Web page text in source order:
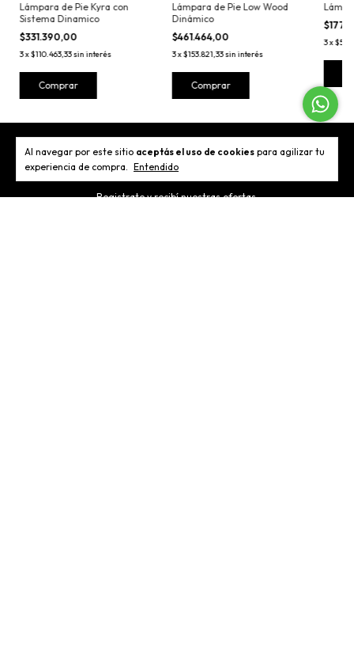
Al navegar por este sitio aceptás el uso de cookies para agilizar tu
experiencia de compra. Entendido
Lámpara de Pie Kyra con
Sistema Dinamico
$331.390,00
3x$110.463,33sin interés
Comprar
Lámpara de Pie Low Wood
Dinámico
$461.464,00
3x$153.821,33sin interés
Comprar
3x
Newsletter
Registrate y recibí nuestras ofertas.